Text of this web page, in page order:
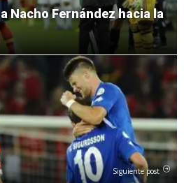
Nacho Fernández hacia la
Siguiente post